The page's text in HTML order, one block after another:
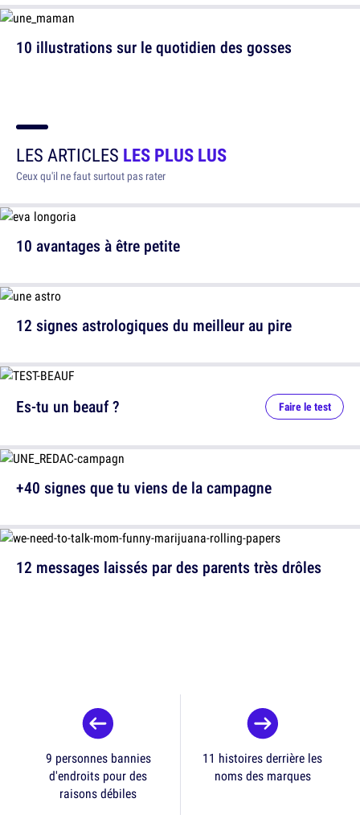
10 illustrations sur le quotidien des gosses
LES ARTICLES LES PLUS LUS
Ceux qu'il ne faut surtout pas rater
10 avantages à être petite
12 signes astrologiques du meilleur au pire
12 messages laissés par des parents très drôles
Es-tu un beauf ? Faire le test
+40 signes que tu viens de la campagne
9 personnes bannies
d'endroits pour des
raisons débiles
11 histoires derrière les
noms des marques